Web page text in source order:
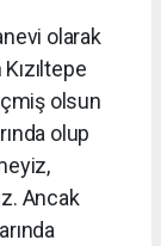
olarak
olsun
olup
Ancak